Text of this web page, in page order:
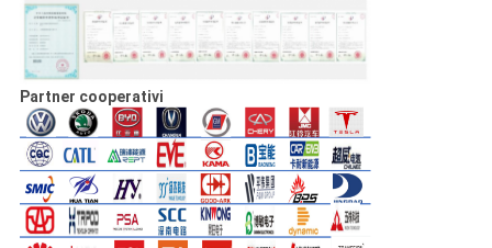
Partner cooperativi